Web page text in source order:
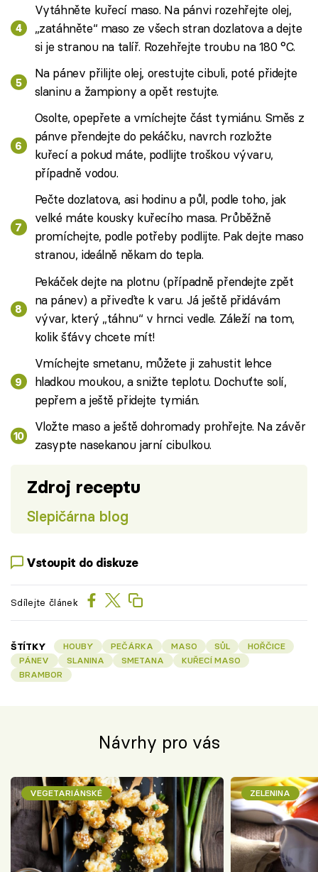
Vytáhněte kuřecí maso. Na pánvi rozehřejte olej,
„zatáhněte“ maso ze všech stran dozlatova a dejte
si je stranou na talíř. Rozehřejte troubu na 180 °C.
Na pánev přilijte olej, orestujte cibuli, poté přidejte
slaninu a žampiony a opět restujte.
Osolte, opepřete a vmíchejte část tymiánu. Směs z
pánve přendejte do pekáčku, navrch rozložte
kuřecí a pokud máte, podlijte troškou vývaru,
případně vodou.
Pečte dozlatova, asi hodinu a půl, podle toho, jak
velké máte kousky kuřecího masa. Průběžně
promíchejte, podle potřeby podlijte. Pak dejte maso
stranou, ideálně někam do tepla.
Pekáček dejte na plotnu (případně přendejte zpět
na pánev) a přiveďte k varu. Já ještě přidávám
vývar, který „táhnu“ v hrnci vedle. Záleží na tom,
kolik šťávy chcete mít!
Vmíchejte smetanu, můžete ji zahustit lehce
hladkou moukou, a snižte teplotu. Dochuťte solí,
pepřem a ještě přidejte tymián.
Vložte maso a ještě dohromady prohřejte. Na závěr
zasypte nasekanou jarní cibulkou.
Zdroj receptu
Slepičárna blog
Vstoupit do diskuze
Sdílejte článek
ŠTÍTKY HOUBY PEČÁRKA MASO SŮL
HOŘČICE
PÁNEV
SLANINA SMETANA
KUŘECÍ MASO
BRAMBOR
Návrhy pro vás
VEGETARIÁNSKÉ ZELENINA